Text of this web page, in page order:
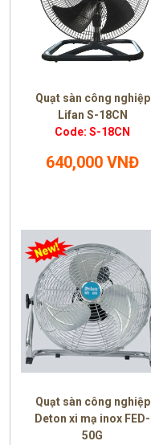
Quạt sàn công nghiệp
Lifan S-18CN
Code: S-18CN
640,000 VNĐ
Quạt sàn công nghiệp
Deton xi mạ inox FED-
50G